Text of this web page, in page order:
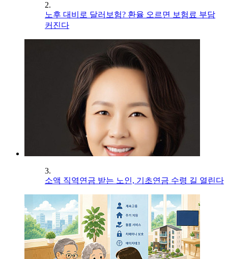
2.
노후 대비로 달러보험? 환율 오르면 보험료 부담
커진다
3.
소액 직역연금 받는 노인, 기초연금 수령 길 열린다